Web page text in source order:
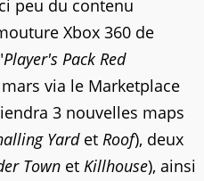
peu du contenu
Xbox 360 de
Player's Pack Red
via le Marketplace
3 nouvelles maps
Yardet Roof), deux
Town et Killhouse), ainsi